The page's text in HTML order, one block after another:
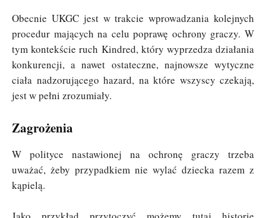
Obecnie UKGC jest w trakcie wprowadzania kolejnych
procedur mających na celu poprawę ochrony graczy. W
tym kontekście ruch Kindred, który wyprzedza działania
konkurencji, a nawet ostateczne, najnowsze wytyczne
ciała nadzorującego hazard, na które wszyscy czekają,
jest w pełni zrozumiały.
Zagrożenia
W polityce nastawionej na ochronę graczy trzeba
uważać, żeby przypadkiem nie wylać dziecka razem z
kąpielą.